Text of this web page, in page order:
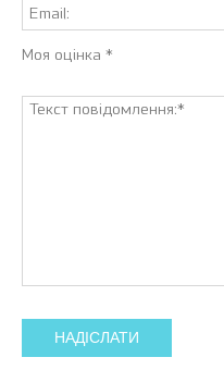
Моя оцінка *
НАДІСЛАТИ